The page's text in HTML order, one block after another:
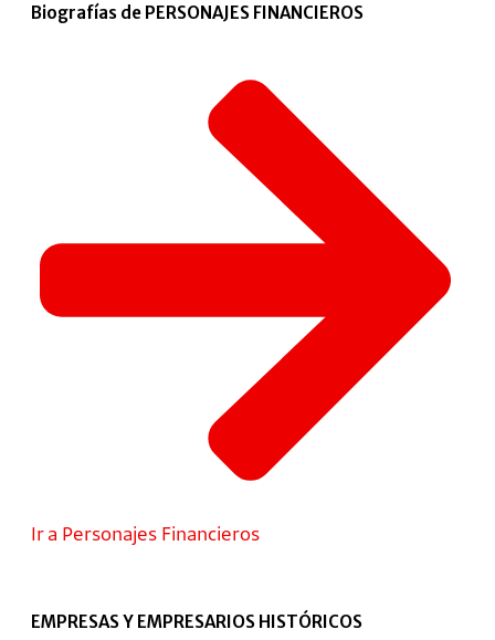
Biografías de PERSONAJES FINANCIEROS
Ir a Personajes Financieros
EMPRESAS Y EMPRESARIOS HISTÓRICOS